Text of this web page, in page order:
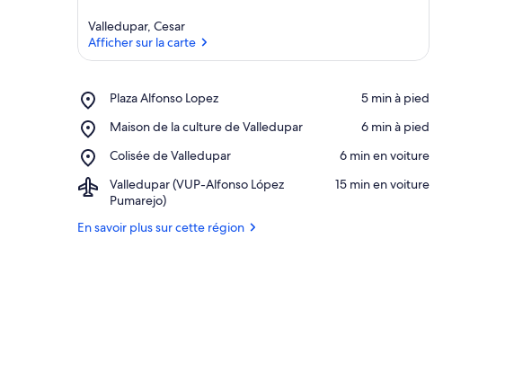
Valledupar, Cesar
Afficher sur la carte
Plaza Alfonso Lopez
Place,
Alfonso
‪5 min à pied‬
Maison de la culture de Valledupar
Place,
de
culture
de
Valledupar
‪6 min à pied‬
Colisée de Valledupar
Place,
de
Valledupar
‪6 min en voiture‬
Valledupar (VUP-Alfonso López
Pumarejo)
Airport,
Valledupar
Alfonso
‪15 min en voiture‬
En savoir plus sur cette région